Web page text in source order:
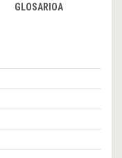
GLOSARIOA